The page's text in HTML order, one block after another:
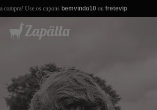
compra! Use os cupons bemvindo10 ou fretevip